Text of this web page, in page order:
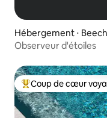
Hébergement ⋅
Observeur d'étoiles
Coups de cœur
Coup de cœur